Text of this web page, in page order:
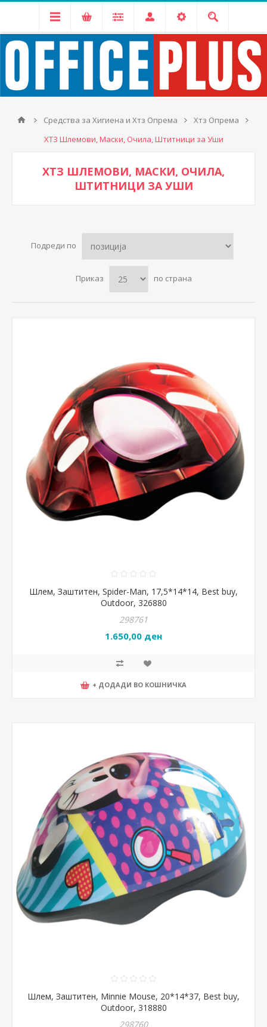
Средства за Хигиена и Хтз Опрема
Хтз Опрема
ХТЗ Шлемови, Маски, Очила, Штитници за Уши
ХТЗ ШЛЕМОВИ, МАСКИ, ОЧИЛА,
ШТИТНИЦИ ЗА УШИ
Подреди по
Приказ по страна
Шлем, Заштитен, Spider-Man, 17,5*14*14, Best buy,
Outdoor, 326880
298761
1.650,00 ден
+ ДОДАДИ ВО КОШНИЧКА
Шлем, Заштитен, Minnie Mouse, 20*14*37, Best buy,
Outdoor, 318880
298760